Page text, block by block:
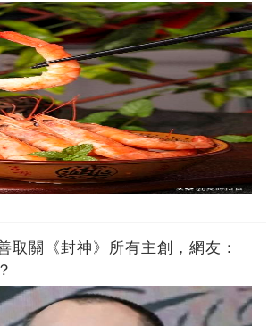
取關《封神》所有主創，網友：